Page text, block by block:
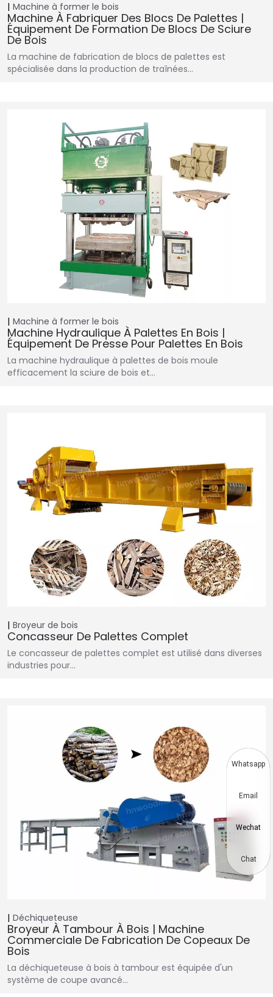
Machine à former le bois
Machine À Fabriquer Des Blocs De Palettes |
Équipement De Formation De Blocs De Sciure
De Bois
La machine de fabrication de blocs de palettes est
spécialisée dans la production de traînées…
Machine à former le bois
Machine Hydraulique À Palettes En Bois |
Équipement De Presse Pour Palettes En Bois
La machine hydraulique à palettes de bois moule
efficacement la sciure de bois et…
Broyeur de bois
Concasseur De Palettes Complet
Le concasseur de palettes complet est utilisé dans diverses
industries pour…
Déchiqueteuse
Broyeur À Tambour À Bois | Machine
Commerciale De Fabrication De Copeaux De
Bois
La déchiqueteuse à bois à tambour est équipée d'un
système de coupe avancé…
Whatsapp
Email
Wechat
Chat